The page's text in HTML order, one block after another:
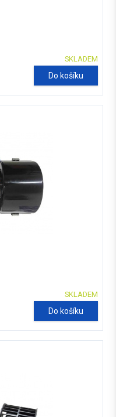
SKLADEM
Do košíku
SKLADEM
Do košíku